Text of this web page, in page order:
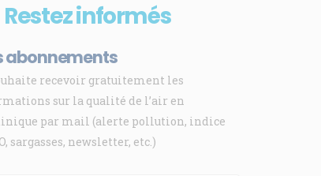
Restez informés
abonnements
recevoir gratuitement les
sur la qualité de l’air en
par mail (alerte pollution, indice
sargasses, newsletter, etc.)